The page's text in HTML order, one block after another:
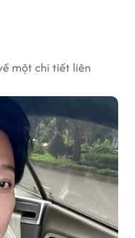
một chi tiết liên